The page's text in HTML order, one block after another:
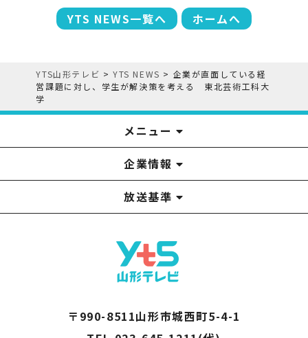
YTS NEWS一覧へ ホームへ
YTS山形テレビ >YTS NEWS > 企業が直面している経
営課題に対し、学生が解決策を考える 東北芸術工科大
学
メニュー
YTSニュース
番組
アナウンサー
プレゼント
イベント
みるるん星人
YTS見学ツアー
番組表
お問い合わせ
企業情報
企業情報
役員構成
YTS山形テレビ SDGs 宣言
採用情報
山形テレビ人権方針
山形テレビ国民保護業務計画提出文
個人情報基本方針
情報セキュリティ基本方針
視聴データの取扱いについて
系列局一覧
中継局一覧
放送基準
〒990-8511山形市城西町5-4-1